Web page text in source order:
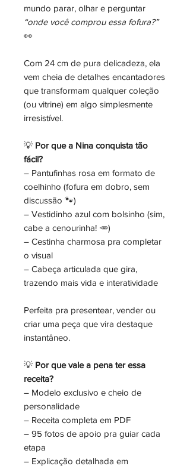
mundo parar, olhar e perguntar
“onde você comprou essa fofura?”
👀
Com 24 cm de pura delicadeza, ela
vem cheia de detalhes encantadores
que transformam qualquer coleção
(ou vitrine) em algo simplesmente
irresistível.
💡 Por que a Nina conquista tão
fácil?
– Pantufinhas rosa em formato de
coelhinho (fofura em dobro, sem
discussão 🐾)
– Vestidinho azul com bolsinho (sim,
cabe a cenourinha! 🥕)
– Cestinha charmosa pra completar
o visual
– Cabeça articulada que gira,
trazendo mais vida e interatividade
Perfeita pra presentear, vender ou
criar uma peça que vira destaque
instantâneo.
💡 Por que vale a pena ter essa
receita?
– Modelo exclusivo e cheio de
personalidade
– Receita completa em PDF
– 95 fotos de apoio pra guiar cada
etapa
– Explicação detalhada em